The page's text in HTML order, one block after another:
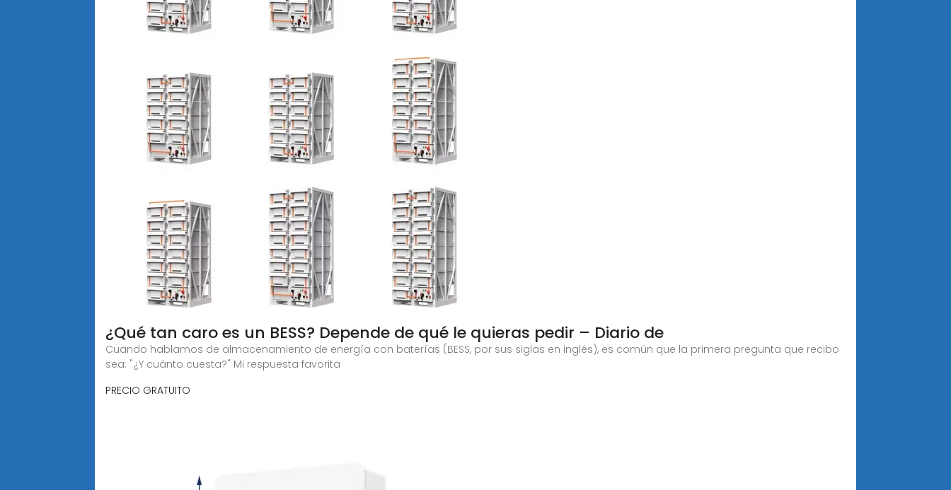
¿Qué tan caro es un BESS? Depende de qué le quieras pedir – Diario de
Cuando hablamos de almacenamiento de energía con baterías (BESS, por sus siglas en inglés), es común que la primera pregunta que recibo
sea: "¿Y cuánto cuesta?" Mi respuesta favorita
PRECIO GRATUITO